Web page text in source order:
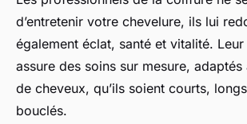
d’entretenir votre chevelure, ils lui
également éclat, santé et vitalité.
assure des soins sur mesure,
de cheveux, qu’ils soient courts,
bouclés.